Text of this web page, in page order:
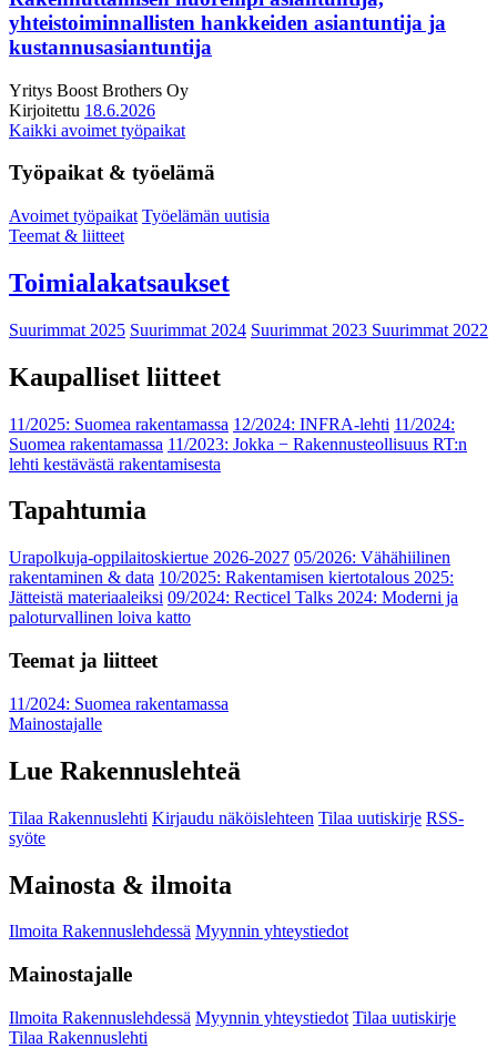
yhteistoiminnallisten hankkeiden asiantuntija ja
kustannusasiantuntija
Yritys Boost Brothers Oy
Kirjoitettu 18.6.2026
Kaikki avoimet työpaikat
Työpaikat & työelämä
Avoimet työpaikat Työelämän uutisia
Teemat & liitteet
Toimialakatsaukset
Suurimmat 2025 Suurimmat 2024 Suurimmat 2023 Suurimmat 2022
Kaupalliset liitteet
11/2025: Suomea rakentamassa 12/2024: INFRA-lehti 11/2024:
Suomea rakentamassa 11/2023: Jokka − Rakennusteollisuus RT:n
lehti kestävästä rakentamisesta
Tapahtumia
Urapolkuja-oppilaitoskiertue 2026-2027 05/2026: Vähähiilinen
rakentaminen & data 10/2025: Rakentamisen kiertotalous 2025:
Jätteistä materiaaleiksi 09/2024: Recticel Talks 2024: Moderni ja
paloturvallinen loiva katto
Teemat ja liitteet
11/2024: Suomea rakentamassa
Mainostajalle
Lue Rakennuslehteä
Tilaa Rakennuslehti Kirjaudu näköislehteen Tilaa uutiskirje RSS-
syöte
Mainosta & ilmoita
Ilmoita Rakennuslehdessä Myynnin yhteystiedot
Mainostajalle
Ilmoita Rakennuslehdessä Myynnin yhteystiedot Tilaa uutiskirje
Tilaa Rakennuslehti